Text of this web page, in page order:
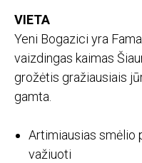
VIETA
Yeni Bogazici yra
vaizdingas kaimas
grožėtis gražiausiais
gamta.
Artimiausias smėlio
važiuoti